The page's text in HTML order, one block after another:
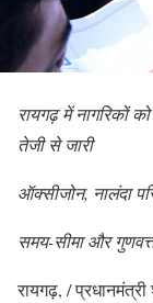
रायगढ़ में नागरिकों
तेजी से जारी
ऑक्सीजोन, नालंदा
समय-सीमा और
रायगढ़, /